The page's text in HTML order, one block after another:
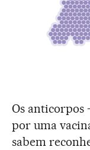
Os anticorpos
por uma
sabem